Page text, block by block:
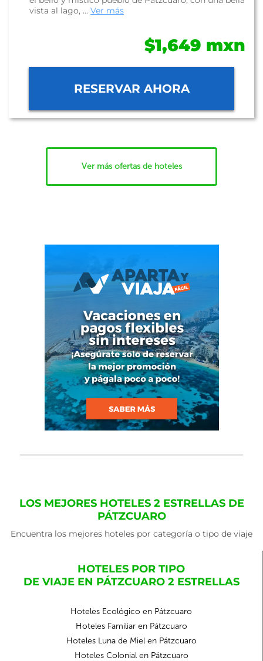
vista al lago, ... Ver más
$1,649 mxn
RESERVAR AHORA
Ver más ofertas de hoteles
LOS MEJORES HOTELES 2 ESTRELLAS DE
PÁTZCUARO
Encuentra los mejores hoteles por categoría o tipo de viaje
HOTELES POR TIPO
DE VIAJE EN PÁTZCUARO 2 ESTRELLAS
Hoteles Ecológico en Pátzcuaro
Hoteles Familiar en Pátzcuaro
Hoteles Luna de Miel en Pátzcuaro
Hoteles Colonial en Pátzcuaro